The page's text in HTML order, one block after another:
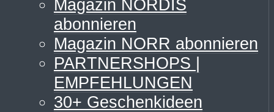
Magazin NORDIS
abonnieren
Magazin NORR abonnieren
PARTNERSHOPS |
EMPFEHLUNGEN
30+ Geschenkideen